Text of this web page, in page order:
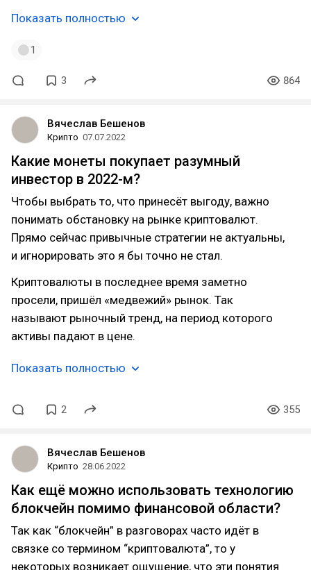
Показать полностью
1
3 864
Вячеслав Бешенов
Крипто 07.07.2022
Какие монеты покупает разумный
инвестор в 2022-м?
Чтобы выбрать то, что принесёт выгоду, важно
понимать обстановку на рынке криптовалют.
Прямо сейчас привычные стратегии не актуальны,
и игнорировать это я бы точно не стал.
Криптовалюты в последнее время заметно
просели, пришёл «медвежий» рынок. Так
называют рыночный тренд, на период которого
активы падают в цене.
Показать полностью
2 355
Вячеслав Бешенов
Крипто 28.06.2022
Как ещё можно использовать технологию
блокчейн помимо финансовой области?
Так как “блокчейн” в разговорах часто идёт в
связке со термином “криптовалюта”, то у
некоторых возникает ощущение, что эти понятия